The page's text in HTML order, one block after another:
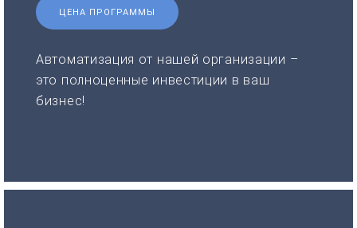
ЦЕНА ПРОГРАММЫ
Автоматизация от нашей организации –
это полноценные инвестиции в ваш
бизнес!